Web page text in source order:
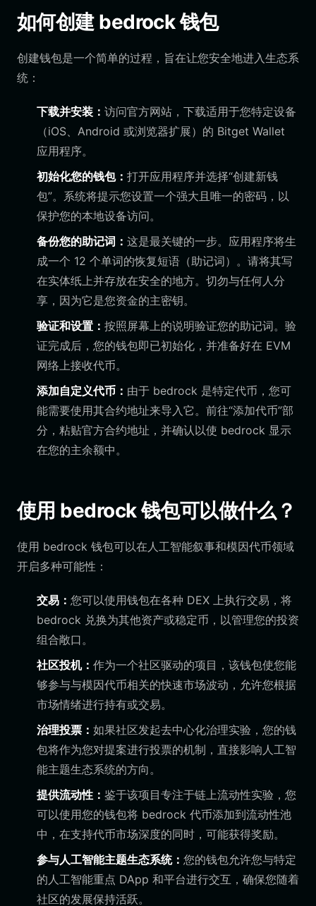
如何创建 bedrock 钱包
创建钱包是一个简单的过程，旨在让您安全地进入生态系
统：
下载并安装： 访问官方网站，下载适用于您特定设备
（iOS、Android 或浏览器扩展）的 Bitget Wallet
应用程序。
初始化您的钱包： 打开应用程序并选择“创建新钱
包”。系统将提示您设置一个强大且唯一的密码，以
保护您的本地设备访问。
备份您的助记词： 这是最关键的一步。应用程序将生
成一个 12 个单词的恢复短语（助记词）。请将其写
在实体纸上并存放在安全的地方。切勿与任何人分
享，因为它是您资金的主密钥。
验证和设置： 按照屏幕上的说明验证您的助记词。验
证完成后，您的钱包即已初始化，并准备好在 EVM
网络上接收代币。
添加自定义代币： 由于 bedrock 是特定代币，您可
能需要使用其合约地址来导入它。前往“添加代币”部
分，粘贴官方合约地址，并确认以使 bedrock 显示
在您的主余额中。
使用 bedrock 钱包可以做什么？
使用 bedrock 钱包可以在人工智能叙事和模因代币领域
开启多种可能性：
交易： 您可以使用钱包在各种 DEX 上执行交易，将
bedrock 兑换为其他资产或稳定币，以管理您的投资
组合敞口。
社区投机： 作为一个社区驱动的项目，该钱包使您能
够参与与模因代币相关的快速市场波动，允许您根据
市场情绪进行持有或交易。
治理投票： 如果社区发起去中心化治理实验，您的钱
包将作为您对提案进行投票的机制，直接影响人工智
能主题生态系统的方向。
提供流动性： 鉴于该项目专注于链上流动性实验，您
可以使用您的钱包将 bedrock 代币添加到流动性池
中，在支持代币市场深度的同时，可能获得奖励。
参与人工智能主题生态系统： 您的钱包允许您与特定
的人工智能重点 DApp 和平台进行交互，确保您随着
社区的发展保持活跃。